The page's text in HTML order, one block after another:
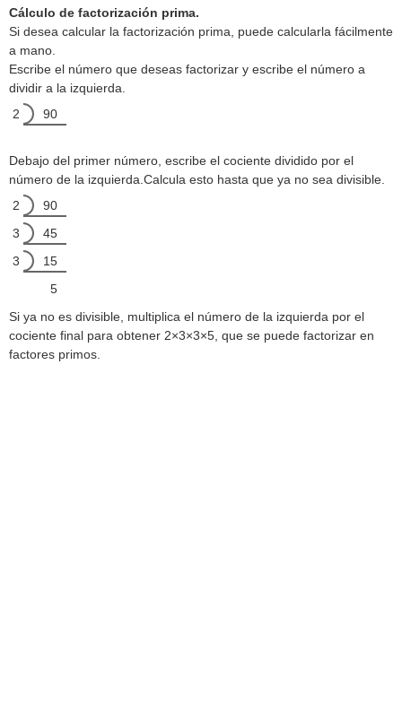
Cálculo de factorización prima.
Si desea calcular la factorización prima, puede calcularla fácilmente
a mano.
Escribe el número que deseas factorizar y escribe el número a
dividir a la izquierda.
2
90
Debajo del primer número, escribe el cociente dividido por el
número de la izquierda.Calcula esto hasta que ya no sea divisible.
2
90
3
45
3
15
5
Si ya no es divisible, multiplica el número de la izquierda por el
cociente final para obtener 2×3×3×5, que se puede factorizar en
factores primos.